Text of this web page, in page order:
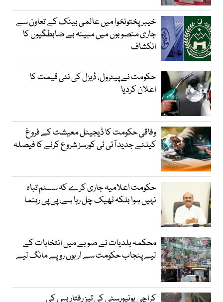
خیبرپختونخوا میں عالمی بینک کے تعاون سے
جاری منصوبوں میں مبینہ بے ضابطگیوں کا
انکشاف
حکومت نے پیٹرول، ڈیزل کی نئی قیمت کا
اعلان کردیا
وفاقی حکومت کا ڈیجیٹل معیشت کے فروغ
کیلئے جدید آئی ٹی کورسز شروع کرنے کا فیصلہ
حکومت اعلامیہ جاری کرے کہ سسٹم تباہ
نہیں ہوا بلکہ ٹھیک چل رہا ہے، پی پی رہنما
محکمہ بلدیات نے صوبے میں انتخابات کے
لیے پنجاب حکومت سے اربوں روپے مانگ لیے
کراچی یونیورسٹی کی تیز رفتار بس کی